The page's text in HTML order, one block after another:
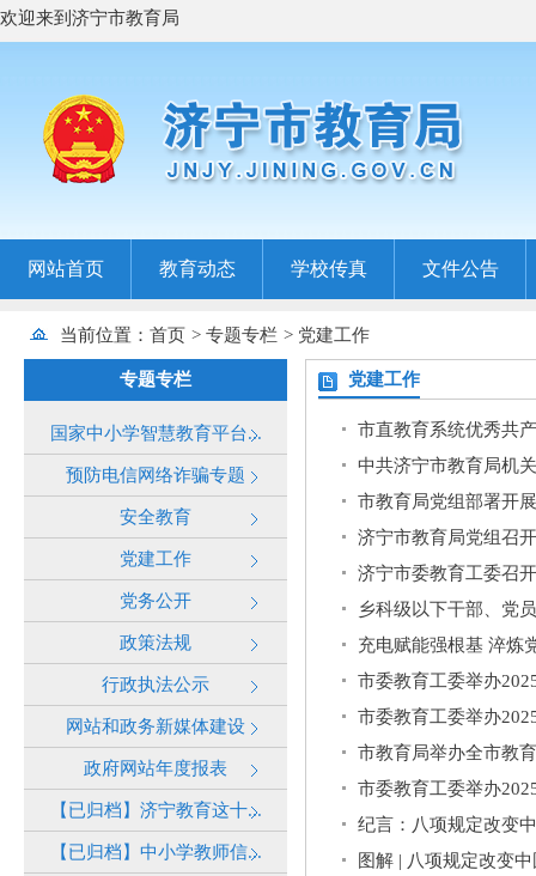
欢迎来到济宁市教育局
网站首页 教育动态 学校传真 文件公告
当前位置： 首页 > 专题专栏 > 党建工作
专题专栏
国家中小学智慧教育平台...
预防电信网络诈骗专题
安全教育
党建工作
党务公开
政策法规
行政执法公示
网站和政务新媒体建设
政府网站年度报表
【已归档】济宁教育这十...
【已归档】中小学教师信...
党建工作
市直教育系统优秀共
中共济宁市教育局机
市教育局党组部署开
济宁市教育局党组召
济宁市委教育工委召
乡科级以下干部、党
充电赋能强根基 淬炼
市委教育工委举办
市委教育工委举办
市教育局举办全市教
市委教育工委举办
纪言：八项规定改变
图解 | 八项规定改变中